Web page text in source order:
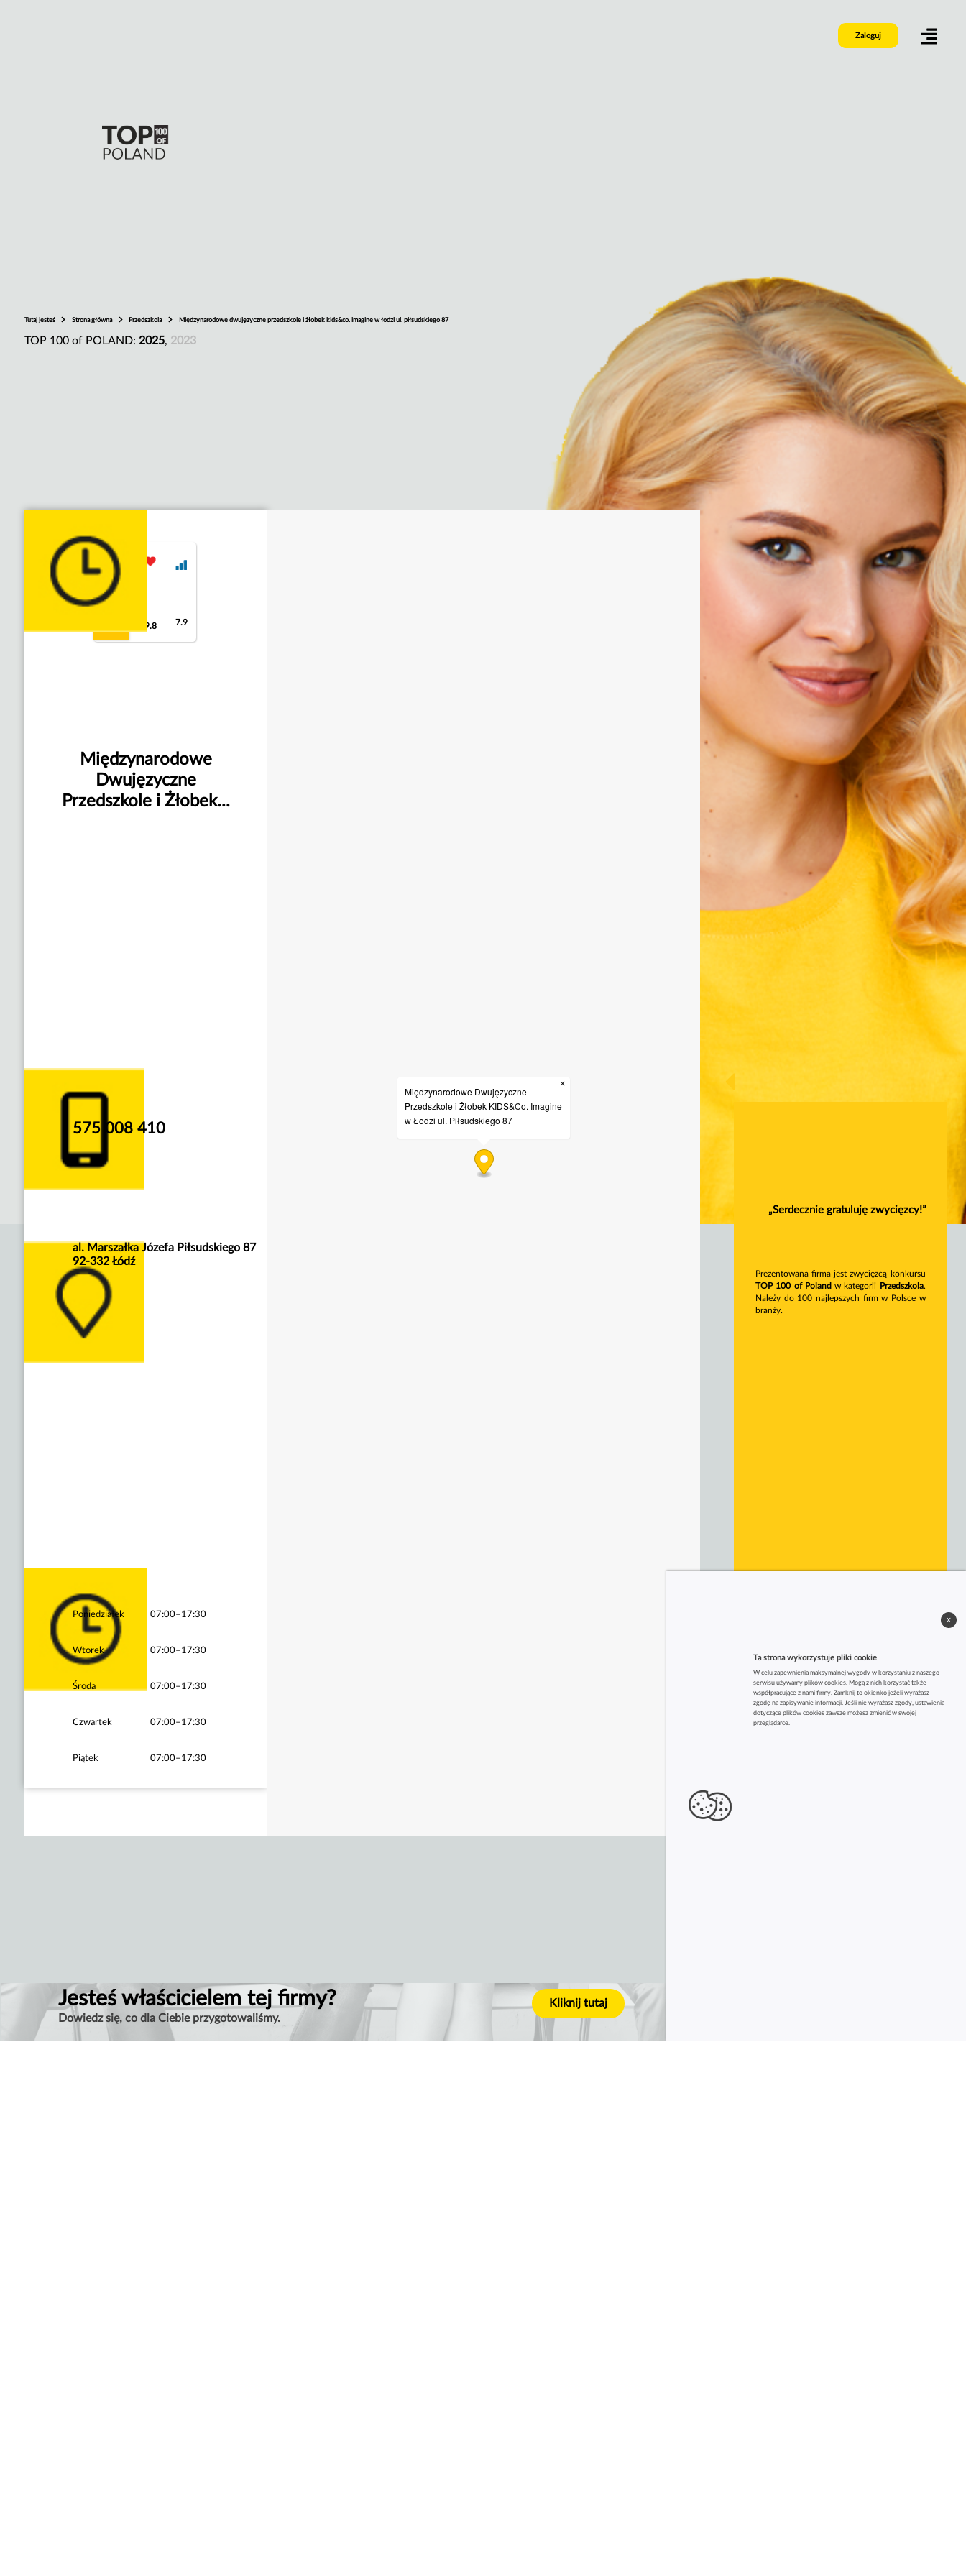
Zaloguj
Tutaj jesteś Strona główna Przedszkola Międzynarodowe dwujęzyczne przedszkole i żłobek kids&co. imagine w łodzi ul. piłsudskiego 87
TOP 100 of POLAND: 2025, 2023
9.8 7.9
Międzynarodowe
Dwujęzyczne
Przedszkole i Żłobek...
575 008 410
al. Marszałka Józefa Piłsudskiego 87
92-332 Łódź
Poniedziałek 07:00–17:30
Wtorek 07:00–17:30
Środa 07:00–17:30
Czwartek 07:00–17:30
Piątek 07:00–17:30
Międzynarodowe Dwujęzyczne
Przedszkole i Żłobek KIDS&Co. Imagine
w Łodzi ul. Piłsudskiego 87
×
Jesteś właścicielem tej firmy?
Dowiedz się, co dla Ciebie przygotowaliśmy.
Kliknij tutaj
„Serdecznie gratuluję zwycięzcy!”
Prezentowana firma jest zwycięzcą konkursu
TOP 100 of Poland w kategorii Przedszkola.
Należy do 100 najlepszych firm w Polsce w
branży.
Ta strona wykorzystuje pliki cookie
W celu zapewnienia maksymalnej wygody w korzystaniu z naszego
serwisu używamy plików cookies. Mogą z nich korzystać także
współpracujące z nami firmy. Zamknij to okienko jeżeli wyrażasz
zgodę na zapisywanie informacji. Jeśli nie wyrażasz zgody, ustawienia
dotyczące plików cookies zawsze możesz zmienić w swojej
przeglądarce.
x